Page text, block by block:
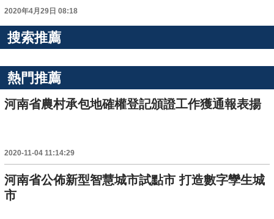
2020年4月29日 08:18
搜索推薦
熱門推薦
河南省農村承包地確權登記頒證工作獲通報表揚
2020-11-04 11:14:29
河南省公佈新型智慧城市試點市 打造數字孿生城
市